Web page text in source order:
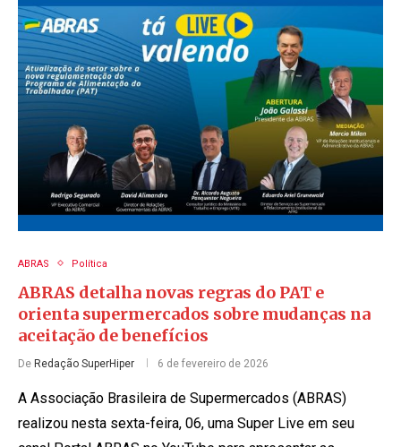
ABRAS Política
ABRAS detalha novas regras do PAT e
orienta supermercados sobre mudanças na
aceitação de benefícios
De Redação SuperHiper 6 de fevereiro de 2026
A Associação Brasileira de Supermercados (ABRAS)
realizou nesta sexta-feira, 06, uma Super Live em seu